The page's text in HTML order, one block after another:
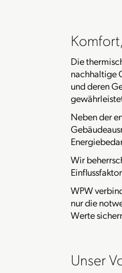
Die
nachhaltige
und deren
Neben der
Wir
WPW
nur die
Werte
Unser